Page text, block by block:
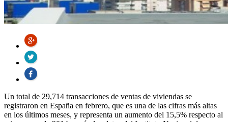
Un total de 29,714 transacciones de ventas de viviendas se
registraron en España en febrero, que es una de las cifras más altas
en los últimos meses, y representa un aumento del 15,5% respecto al